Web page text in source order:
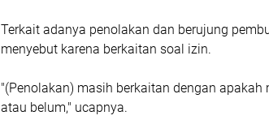
Terkait adanya penolakan dan berujung
menyebut karena berkaitan soal izin.
"(Penolakan) masih berkaitan dengan
atau belum," ucapnya.